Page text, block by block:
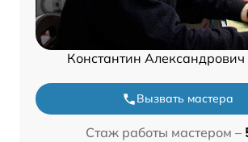
Константин
Вызвать мастера
Стаж работы мастером –